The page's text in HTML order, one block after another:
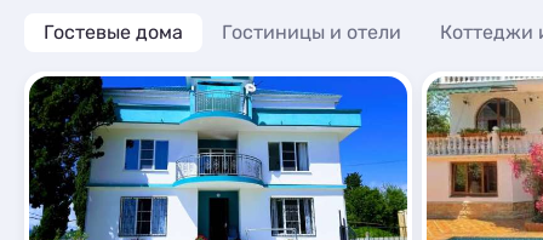
Гостевые дома Гостиницы и отели Коттеджи